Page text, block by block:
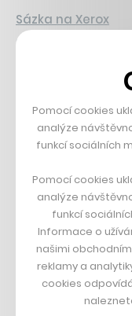
Sázka na Xerox
Strnad v Pirelli
PŘÍBĚHY Z
Boční projekt, co
Francouzský
Dva golfisti, co
DESIGN
Bomma není tichá
Originální hodinky
Nábytek z betonu
Pomocí cookies
analýze
funkcí sociálních
Pomocí cookies
analýze
funkcí
Informace o
našimi
reklamy a
cookies